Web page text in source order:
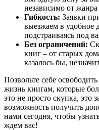
независимо от
Гибкость: Заявки
выезжаем в удобное
подстраиваясь под
Без ограничений:
книг – от старых
казалось бы,
Позвольте себе
жизнь книгам, которые
это не просто скупка, это
возможность получить
нами сегодня, чтобы
ждем вас!